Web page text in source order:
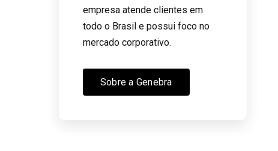
empresa atende clientes em
todo o Brasil e possui foco no
mercado corporativo.
Sobre a Genebra